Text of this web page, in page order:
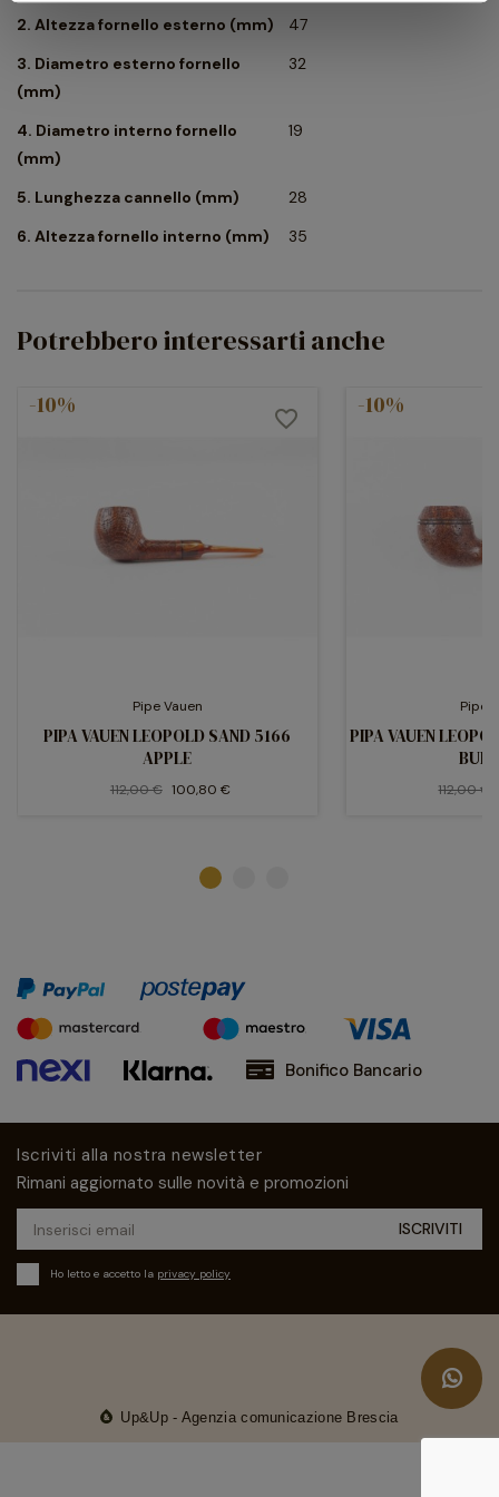
2. Altezza fornello esterno (mm)
47
3. Diametro esterno fornello
(mm)
32
4. Diametro interno fornello
(mm)
19
5. Lunghezza cannello (mm)
28
6. Altezza fornello interno (mm)
35
Potrebbero interessarti anche
-10%
Pipe Vauen
PIPA VAUEN LEOPOLD SAND 5166
APPLE
112,00 € 100,80 €
favorite_border -10%
Pipe
PIPA VAUEN
112,00 €
Bonifico Bancario
Iscriviti alla nostra newsletter
Rimani aggiornato sulle novità e promozioni
Ho letto e accetto la privacy policy
Up&Up - Agenzia comunicazione Brescia